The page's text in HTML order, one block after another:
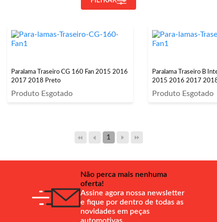
Paralama Traseiro CG 160 Fan 2015 2016
2017 2018 Preto
Produto Esgotado
Paralama Traseiro B
2015 2016 2017
Produto Esgotado
1
Não perca mais nenhuma
oferta!
Assine agora nossa newsletter
e fique por dentro de todas as
novidades em peças